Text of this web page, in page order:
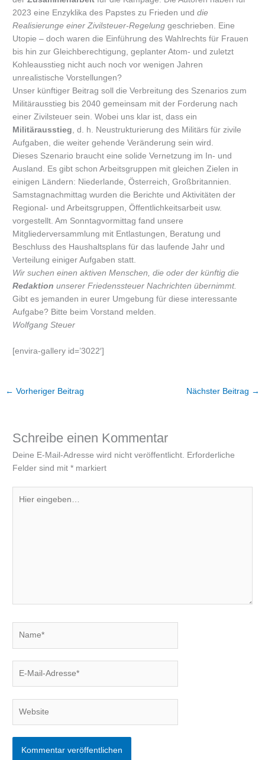
2023 eine Enzyklika des Papstes zu Frieden unddie
Realisierunge einer Zivilsteuer-Regelung geschrieben. Eine
Utopie – doch waren die Einführung des Wahlrechts für Frauen
bis hin zur Gleichberechtigung, geplanter Atom- und zuletzt
Kohleausstieg nicht auch noch vor wenigen Jahren
unrealistische Vorstellungen?
Unser künftiger Beitrag soll die Verbreitung des Szenarios zum
Militärausstieg bis 2040 gemeinsam mit der Forderung nach
einer Zivilsteuer sein. Wobei uns klar ist, dass ein
Militärausstieg , d. h. Neustrukturierung des Militärs für zivile
Aufgaben, die weiter gehende Veränderung sein wird.
Dieses Szenario braucht eine solide Vernetzung im In- und
Ausland. Es gibt schon Arbeitsgruppen mit gleichen Zielen in
einigen Ländern: Niederlande, Österreich, Großbritannien.
Samstagnachmittag wurden die Berichte und Aktivitäten der
Regional- und Arbeitsgruppen, Öffentlichkeitsarbeit usw.
vorgestellt. Am Sonntagvormittag fand unsere
Mitgliederversammlung mit Entlastungen, Beratung und
Beschluss des Haushaltsplans für das laufende Jahr und
Verteilung einiger Aufgaben statt.
Wir suchen einen aktiven Menschen, die oder der künftig die
Redaktionunserer Friedenssteuer Nachrichten übernimmt.
Gibt es jemanden in eurer Umgebung für diese interessante
Aufgabe? Bitte beim Vorstand melden.
Wolfgang Steuer
[envira-gallery id=’3022′]
← Vorheriger Beitrag Nächster Beitrag →
Schreibe einen Kommentar
Deine E-Mail-Adresse wird nicht veröffentlicht. Erforderliche
Felder sind mit* markiert
eingeben…